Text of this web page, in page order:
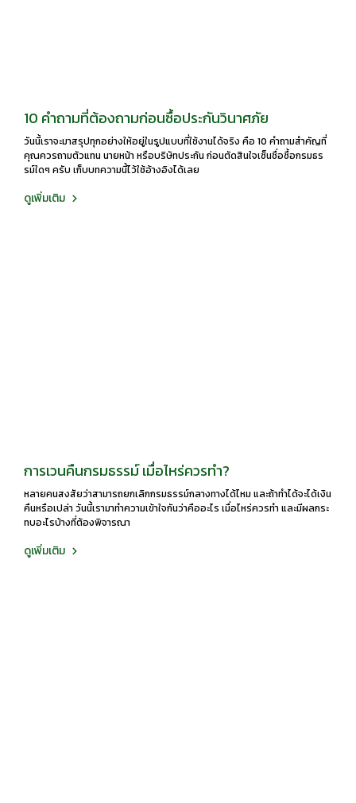
10 คำถามที่ต้องถามก่อนซื้อประกันวินาศภัย
วันนี้เราจะมาสรุปทุกอย่างให้อยู่ในรูปแบบที่ใช้งานได้จริง คือ 10 คำถามสำคัญที่
คุณควรถามตัวแทน นายหน้า หรือบริษัทประกัน ก่อนตัดสินใจเซ็นชื่อซื้อกรมธร
รม์ใดๆ ครับ เก็บบทความนี้ไว้ใช้อ้างอิงได้เลย
ดูเพิ่มเติม
การเวนคืนกรมธรรม์ เมื่อไหร่ควรทำ?
หลายคนสงสัยว่าสามารถยกเลิกกรมธรรม์กลางทางได้ไหม และถ้าทำได้จะได้เงิน
คืนหรือเปล่า วันนี้เรามาทำความเข้าใจกันว่าคืออะไร เมื่อไหร่ควรทำ และมีผลกระ
ทบอะไรบ้างที่ต้องพิจารณา
ดูเพิ่มเติม